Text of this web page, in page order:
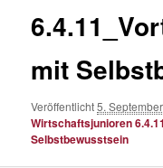
mit
Veröffentlicht5.
Wirtschaftsjunioren
Selbstbewusstsein